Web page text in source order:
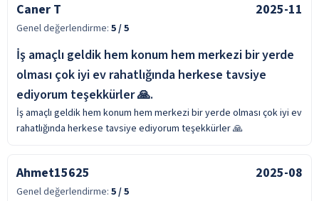
Caner T 2025-11
Genel değerlendirme: 5/ 5
İş amaçlı geldik hem konum hem merkezi bir yerde
olması çok iyi ev rahatlığında herkese tavsiye
ediyorum teşekkürler 🙏.
İş amaçlı geldik hem konum hem merkezi bir yerde olması çok iyi ev
rahatlığında herkese tavsiye ediyorum teşekkürler 🙏
Ahmet15625 2025-08
Genel değerlendirme: 5/ 5